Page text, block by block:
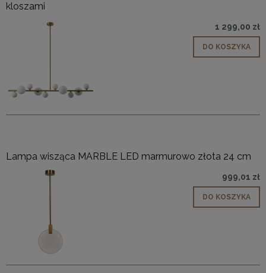
kloszami
1 299,00 zł
DO KOSZYKA
Lampa wisząca MARBLE LED marmurowo złota 24 cm
999,01 zł
DO KOSZYKA